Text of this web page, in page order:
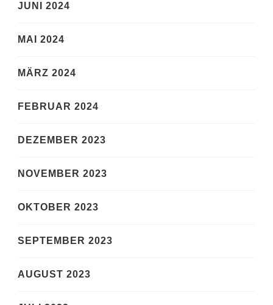
JUNI 2024
MAI 2024
MÄRZ 2024
FEBRUAR 2024
DEZEMBER 2023
NOVEMBER 2023
OKTOBER 2023
SEPTEMBER 2023
AUGUST 2023